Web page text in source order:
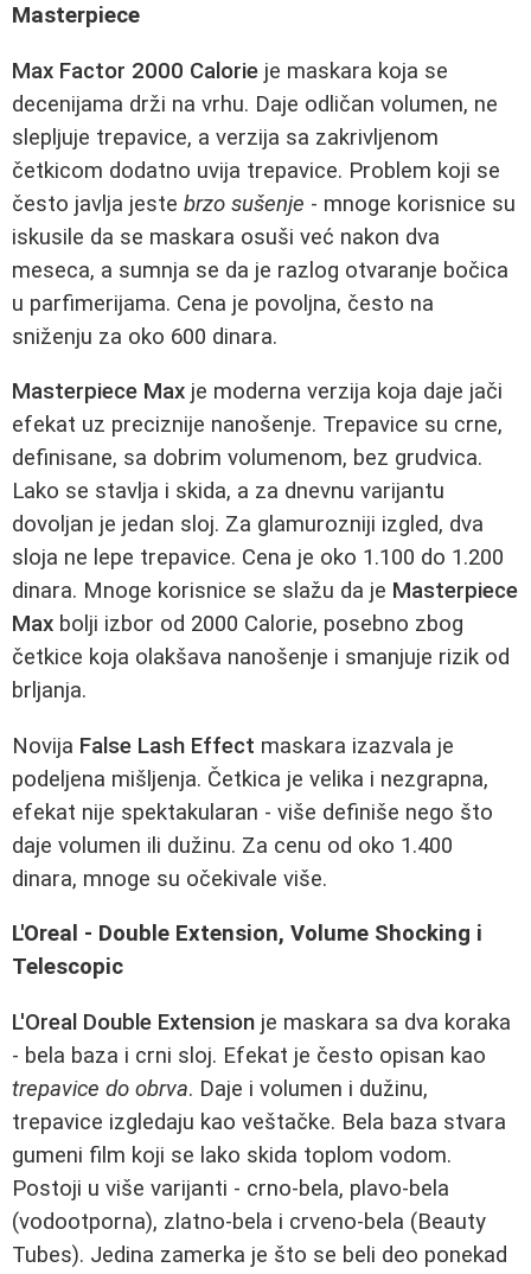
Masterpiece
Max Factor 2000 Calorie je maskara koja se
decenijama drži na vrhu. Daje odličan volumen, ne
slepljuje trepavice, a verzija sa zakrivljenom
četkicom dodatno uvija trepavice. Problem koji se
često javlja jeste brzo sušenje - mnoge korisnice su
iskusile da se maskara osuši već nakon dva
meseca, a sumnja se da je razlog otvaranje bočica
u parfimerijama. Cena je povoljna, često na
sniženju za oko 600 dinara.
Masterpiece Max je moderna verzija koja daje jači
efekat uz preciznije nanošenje. Trepavice su crne,
definisane, sa dobrim volumenom, bez grudvica.
Lako se stavlja i skida, a za dnevnu varijantu
dovoljan je jedan sloj. Za glamurozniji izgled, dva
sloja ne lepe trepavice. Cena je oko 1.100 do 1.200
dinara. Mnoge korisnice se slažu da je Masterpiece
Max bolji izbor od 2000 Calorie, posebno zbog
četkice koja olakšava nanošenje i smanjuje rizik od
brljanja.
Novija False Lash Effect maskara izazvala je
podeljena mišljenja. Četkica je velika i nezgrapna,
efekat nije spektakularan - više definiše nego što
daje volumen ili dužinu. Za cenu od oko 1.400
dinara, mnoge su očekivale više.
L'Oreal - Double Extension, Volume Shocking i
Telescopic
L'Oreal Double Extension je maskara sa dva koraka
- bela baza i crni sloj. Efekat je često opisan kao
trepavice do obrva. Daje i volumen i dužinu,
trepavice izgledaju kao veštačke. Bela baza stvara
gumeni film koji se lako skida toplom vodom.
Postoji u više varijanti - crno-bela, plavo-bela
(vodootporna), zlatno-bela i crveno-bela (Beauty
Tubes). Jedina zamerka je što se beli deo ponekad